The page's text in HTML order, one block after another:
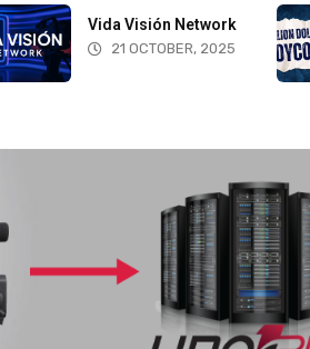
Vida Visión Network
21 OCTOBER, 2025
Activation in less than
Stream live on different channels like Web,
We offer virtual services in the cloud so that
More information